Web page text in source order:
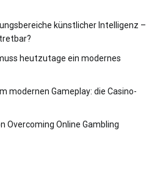
künstlicher Intelligenz –
heutzutage ein modernes
modernen Gameplay: die Casino-
Overcoming Online Gambling